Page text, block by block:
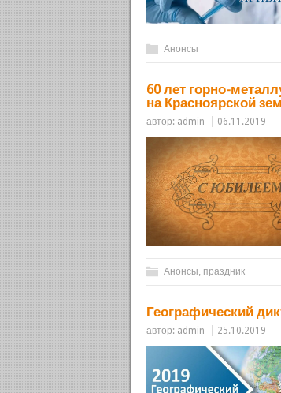
Анонсы
60 лет горно-
на Красноярской
автор: admin
06.11.2019
Анонсы праздник
Географический
автор: admin
25.10.2019